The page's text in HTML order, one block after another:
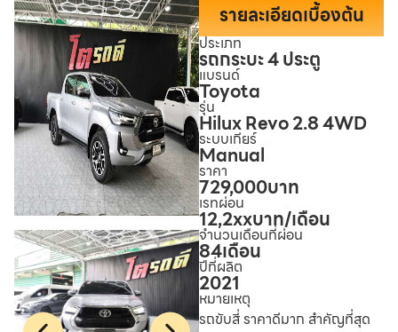
รายละเอียดเบื้องต้น
ประเภท
รถกระบะ 4 ประตู
แบรนด์
Toyota
รุ่น
Hilux Revo 2.8 4WD
ระบบเกียร์
Manual
ราคา
729,000บาท
เรทผ่อน
12,2xxบาท/เดือน
จำนวนเดือนที่ผ่อน
84เดือน
ปีที่ผลิต
2021
หมายเหตุ
รถขับสี่ ราคาดีมาก สำคัญที่สุด